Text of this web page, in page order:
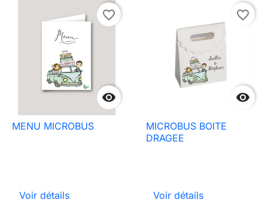

favorite_border
MENU MICROBUS
Voir détails

favorite_border
MICROBUS BOITE
DRAGEE
Voir détails